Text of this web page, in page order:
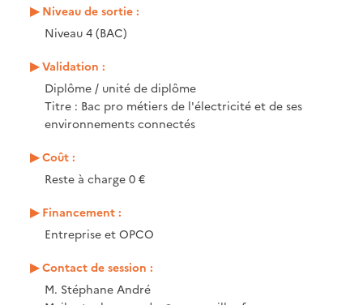
Niveau de sortie :
Niveau 4 (BAC)
Validation :
Diplôme / unité de diplôme
Titre : Bac pro métiers de l'électricité et de ses
environnements connectés
Coût :
Reste à charge 0 €
Financement :
Entreprise et OPCO
Contact de session :
M. Stéphane André